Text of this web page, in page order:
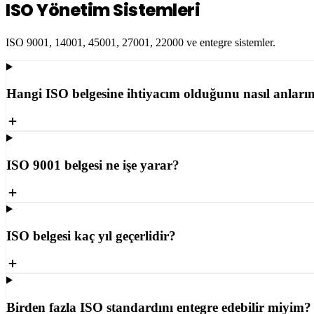
ISO Yönetim Sistemleri
ISO 9001, 14001, 45001, 27001, 22000 ve entegre sistemler.
Hangi ISO belgesine ihtiyacım olduğunu nasıl
ISO 9001 belgesi ne işe yarar?
ISO belgesi kaç yıl geçerlidir?
Birden fazla ISO standardını entegre edebilir miyim?